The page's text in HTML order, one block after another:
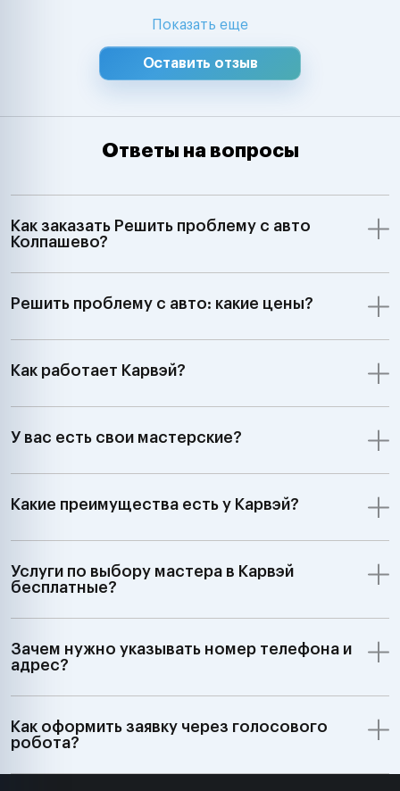
Показать еще
Оставить отзыв
Ответы на вопросы
Как заказать Решить проблему с авто
Колпашево?
Решить проблему с авто: какие цены?
Как работает Карвэй?
У вас есть свои мастерские?
Какие преимущества есть у Карвэй?
Услуги по выбору мастера в Карвэй
бесплатные?
Зачем нужно указывать номер телефона и
адрес?
Как оформить заявку через голосового
робота?